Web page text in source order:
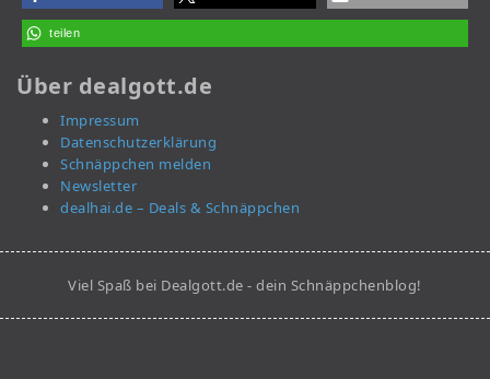
teilen
Über dealgott.de
Impressum
Datenschutzerklärung
Schnäppchen melden
Newsletter
dealhai.de – Deals & Schnäppchen
Viel Spaß bei Dealgott.de - dein Schnäppchenblog!